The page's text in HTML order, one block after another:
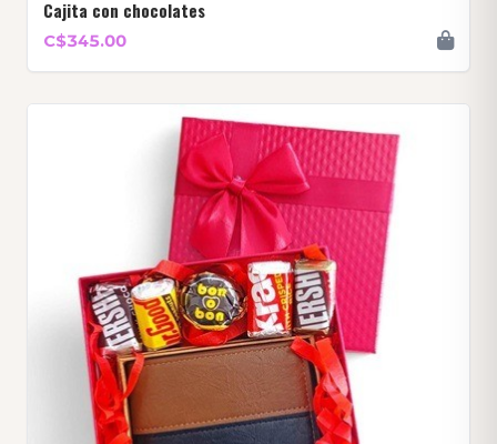
Cajita con chocolates
C$345.00